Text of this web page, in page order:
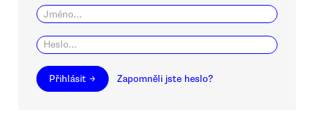
Přihlásit → Zapomněli jste heslo?